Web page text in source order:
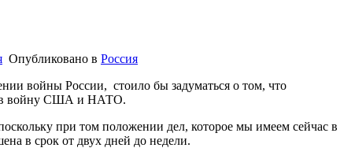
Опубликовано в Россия
войны России, стоило бы задуматься о том, что
в войну США и НАТО.
при том положении дел, которое мы имеем сейчас в
в срок от двух дней до недели.